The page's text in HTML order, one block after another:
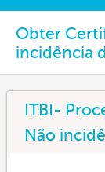
Obter
incidência
ITBI-
Não